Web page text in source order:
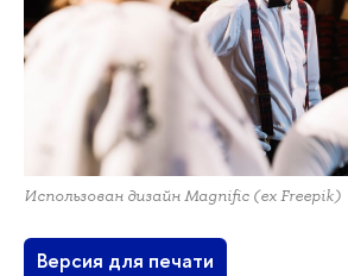
Использован дизайн Magnific (ex Freepik)
Версия для печати